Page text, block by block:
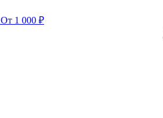
От 1 000 ₽